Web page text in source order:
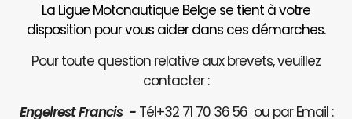
La Ligue Motonautique Belge se tient à votre
disposition pour vous aider dans ces démarches.
Pour toute question relative aux brevets, veuillez
contacter :
Engelrest Francis -Tél+32 71 70 36 56 ou par Email :